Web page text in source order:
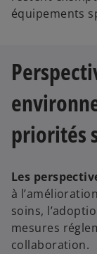
équipements
priorités
Les
à
soins,
mesures
collaboration.